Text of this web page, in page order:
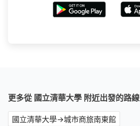
更多從 國立清華大學 附近出發的路線
國立清華大學→城市商旅南東館